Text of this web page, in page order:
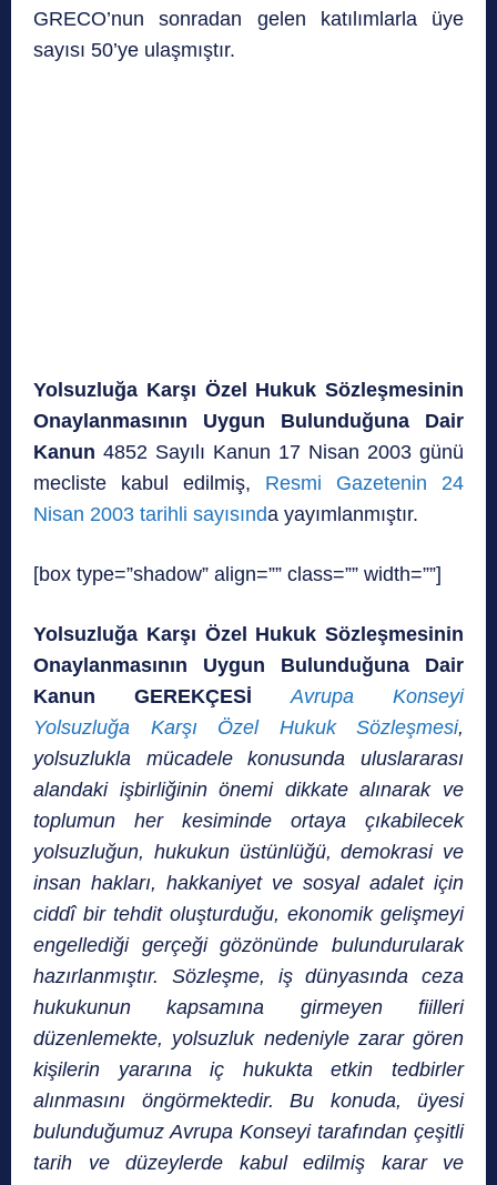
GRECO’nun sonradan gelen katılımlarla üye
sayısı 50’ye ulaşmıştır.
Yolsuzluğa Karşı Özel Hukuk Sözleşmesinin
Onaylanmasının Uygun Bulunduğuna Dair
Kanun 4852 Sayılı Kanun 17 Nisan 2003 günü
mecliste kabul edilmiş, Resmi Gazetenin 24
Nisan 2003 tarihli sayısında yayımlanmıştır.
[box type=”shadow” align=”” class=”” width=””]
Yolsuzluğa Karşı Özel Hukuk Sözleşmesinin
Onaylanmasının Uygun Bulunduğuna Dair
Kanun GEREKÇESİ
Avrupa Konseyi
Yolsuzluğa Karşı Özel Hukuk Sözleşmesi,
yolsuzlukla mücadele konusunda uluslararası
alandaki işbirliğinin önemi dikkate alınarak ve
toplumun her kesiminde ortaya çıkabilecek
yolsuzluğun, hukukun üstünlüğü, demokrasi ve
insan hakları, hakkaniyet ve sosyal adalet için
ciddî bir tehdit oluşturduğu, ekonomik gelişmeyi
engellediği gerçeği gözönünde bulundurularak
hazırlanmıştır. Sözleşme, iş dünyasında ceza
hukukunun kapsamına girmeyen fiilleri
düzenlemekte, yolsuzluk nedeniyle zarar gören
kişilerin yararına iç hukukta etkin tedbirler
alınmasını öngörmektedir. Bu konuda, üyesi
bulunduğumuz Avrupa Konseyi tarafından çeşitli
tarih ve düzeylerde kabul edilmiş karar ve